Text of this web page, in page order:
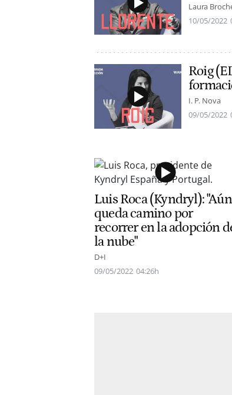
Laura
10/05/2022
Roig
I. P. Nova
09/05/2022
Luis Roca (Kyndryl): "Aún
queda camino por
recorrer en la adopción
la nube"
D+I
09/05/2022 04:26h